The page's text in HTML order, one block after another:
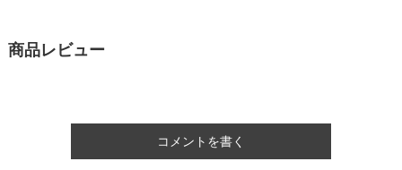
商品レビュー
コメントを書く